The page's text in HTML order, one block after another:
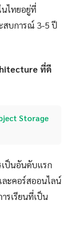
นไทยอยู่ที่
สบการณ์ 3-5 ปี
ที่ดี
Storage
เป็นอันดับแรก
ละคอร์สออนไลน์
รเรียนที่เป็น